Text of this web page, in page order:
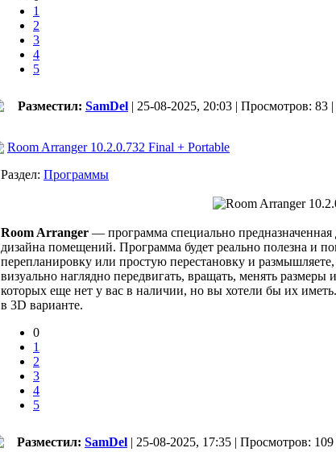
1
2
3
4
5
Разместил: SamDel | 25-08-2025, 20:03 | Просмотров: 83
Room Arranger 10.2.0.732 Final + Portable
Раздел: Программы
Room Arranger — программа специально предназначенная
дизайна помещений. Программа будет реально полезна и
перепланировку или простую перестановку и
визуально наглядно передвигать, вращать, менять размеры
которых еще нет у вас в наличии, но вы хотели бы их
в 3D варианте.
0
1
2
3
4
5
Разместил: SamDel | 25-08-2025, 17:35 | Просмотров: